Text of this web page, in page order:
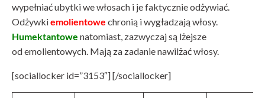
wypełniać ubytki we włosach i je faktycznie odżywiać.
Odżywkiemolientowe chronią i wygładzają włosy.
Humektantowe natomiast, zazwyczaj są lżejsze
od emolientowych. Mają za zadanie nawilżać włosy.
[sociallocker id=”3153″] [/sociallocker]